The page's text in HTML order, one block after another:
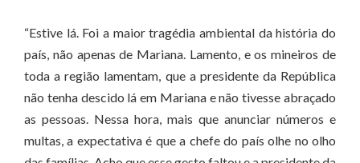
“Estive lá. Foi a maior tragédia ambiental da história do
país, não apenas de Mariana. Lamento, e os mineiros de
toda a região lamentam, que a presidente da República
não tenha descido lá em Mariana e não tivesse abraçado
as pessoas. Nessa hora, mais que anunciar números e
multas, a expectativa é que a chefe do país olhe no olho